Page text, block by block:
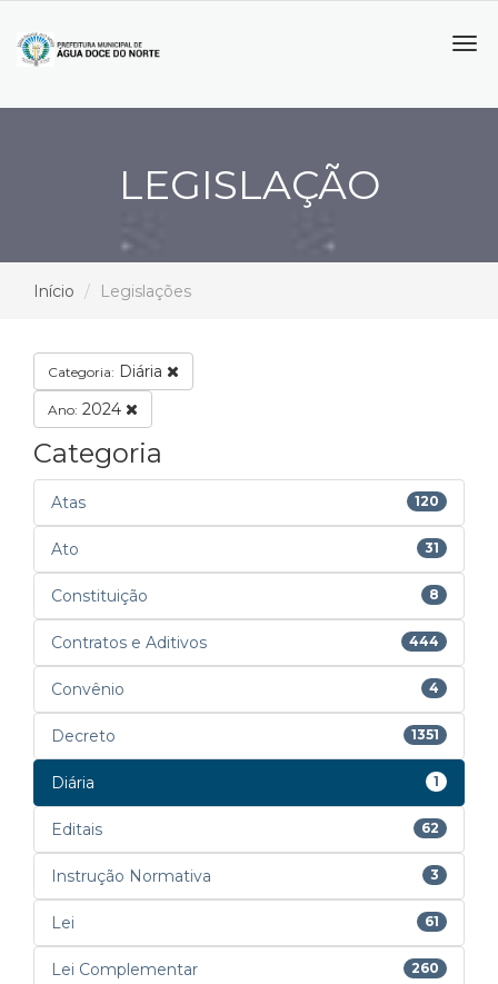
LEGISLAÇÃO
Início Legislações
Categoria: Diária
Ano: 2024
Categoria
Atas 120
Ato 31
Constituição 8
Contratos e Aditivos 444
Convênio 4
Decreto 1351
Diária 1
Editais 62
Instrução Normativa 3
Lei 61
Lei Complementar 260